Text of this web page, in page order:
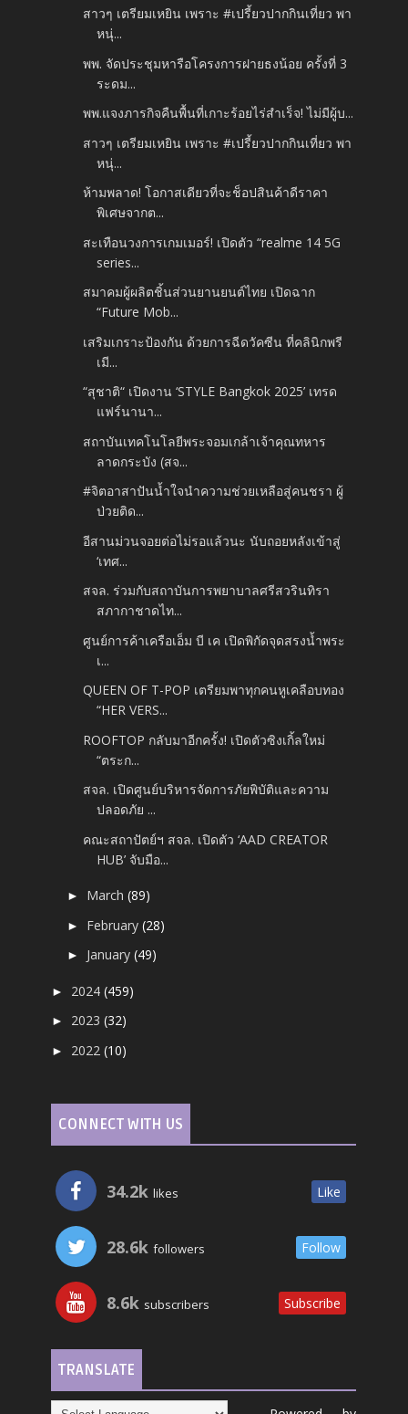
สาวๆ เตรียมเหยิน เพราะ #เปรี้ยวปากกินเที่ยว พา
หนุ่...
พพ. จัดประชุมหารือโครงการฝายธงน้อย ครั้งที่ 3
ระดม...
พพ.แจงภารกิจคืนพื้นที่เกาะร้อยไร่สำเร็จ! ไม่มีผู้บ...
สาวๆ เตรียมเหยิน เพราะ #เปรี้ยวปากกินเที่ยว พา
หนุ่...
ห้ามพลาด! โอกาสเดียวที่จะช็อปสินค้าดีราคา
พิเศษจากต...
สะเทือนวงการเกมเมอร์! เปิดตัว “realme 14 5G
series...
สมาคมผู้ผลิตชิ้นส่วนยานยนต์ไทย เปิดฉาก
“Future Mob...
เสริมเกราะป้องกัน ด้วยการฉีดวัคซีน ที่คลินิกพรี
เมี...
“สุชาติ“ เปิดงาน ‘STYLE Bangkok 2025’ เทรด
แฟร์นานา...
สถาบันเทคโนโลยีพระจอมเกล้าเจ้าคุณทหาร
ลาดกระบัง (สจ...
#จิตอาสาปันน้ำใจนำความช่วยเหลือสู่คนชรา ผู้
ป่วยติด...
อีสานม่วนจอยต่อไม่รอแล้วนะ นับถอยหลังเข้าสู่
‘เทศ...
สจล. ร่วมกับสถาบันการพยาบาลศรีสวรินทิรา
สภากาชาดไท...
ศูนย์การค้าเครือเอ็ม บี เค เปิดพิกัดจุดสรงน้ำพระ
เ...
QUEEN OF T-POP เตรียมพาทุกคนหูเคลือบทอง
“HER VERS...
ROOFTOP กลับมาอีกครั้ง! เปิดตัวซิงเกิ้ลใหม่
“ตระก...
สจล. เปิดศูนย์บริหารจัดการภัยพิบัติและความ
ปลอดภัย ...
คณะสถาปัตย์ฯ สจล. เปิดตัว ‘AAD CREATOR
HUB’ จับมือ...
► March(89)
► February(28)
► January(49)
► 2024(459)
► 2023(32)
► 2022(10)
CONNECT WITH US
34.2k likes Like
28.6k followers Follow
8.6k subscribers Subscribe
TRANSLATE